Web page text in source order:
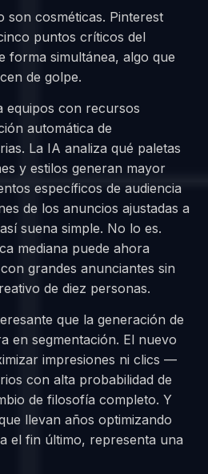
son cosméticas. Pinterest
puntos críticos del
forma simultánea, algo que
de golpe.
equipos con recursos
automática de
La IA analiza qué paletas
y estilos generan mayor
específicos de audiencia
de los anuncios ajustadas a
suena simple. No lo es.
mediana puede ahora
grandes anunciantes sin
de diez personas.
que la generación de
en segmentación. El nuevo
impresiones ni clics —
con alta probabilidad de
de filosofía completo. Y
llevan años optimizando
el fin último, representa una